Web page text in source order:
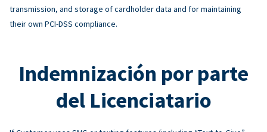
transmission, and storage of cardholder data and for maintaining
their own PCI-DSS compliance.
Indemnización por parte
del Licenciatario